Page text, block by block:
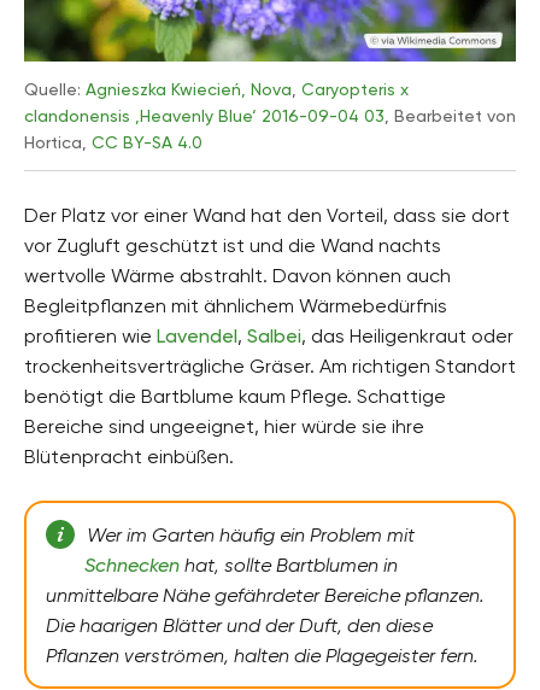
Quelle: Agnieszka Kwiecień, Nova Caryopteris x
clandonensis ‚Heavenly Blue‘ 2016-09-04 03 , Bearbeitet von
Hortica, CC BY-SA 4.0
Der Platz vor einer Wand hat den Vorteil, dass sie dort
vor Zugluft geschützt ist und die Wand nachts
wertvolle Wärme abstrahlt. Davon können auch
Begleitpflanzen mit ähnlichem Wärmebedürfnis
profitieren wie Lavendel, Salbei, das Heiligenkraut oder
trockenheitsverträgliche Gräser. Am richtigen Standort
benötigt die Bartblume kaum Pflege. Schattige
Bereiche sind ungeeignet, hier würde sie ihre
Blütenpracht einbüßen.
Wer im Garten häufig ein Problem mit
Schneckenhat, sollte Bartblumen in
unmittelbare Nähe gefährdeter Bereiche pflanzen.
Die haarigen Blätter und der Duft, den diese
Pflanzen verströmen, halten die Plagegeister fern.